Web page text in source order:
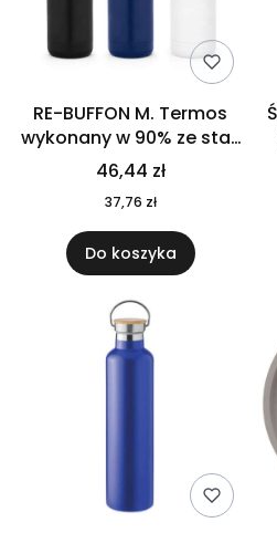
RE-BUFFON M. Termos
wykonany w 90% ze stali
nierdzewnej
pochodzącej z
recyklingu 520 ml 94294
46,44 zł
37,76 zł
Do koszyka